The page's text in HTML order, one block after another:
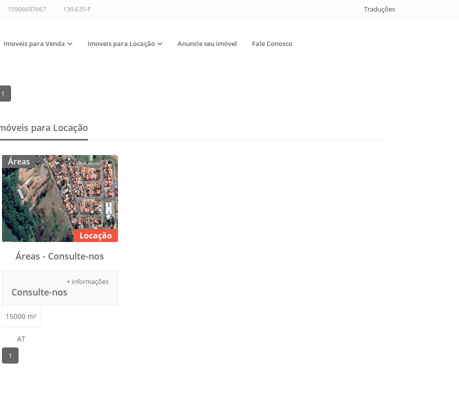
15996697667 139.635-F Traduções
Imoveis para Venda Imoveis para Locação Anuncie seu imóvel Fale Conosco
1
para Locação
Áreas
Locação
Áreas - Consulte-nos
+ informações
Consulte-nos
15000 m²
AT
1